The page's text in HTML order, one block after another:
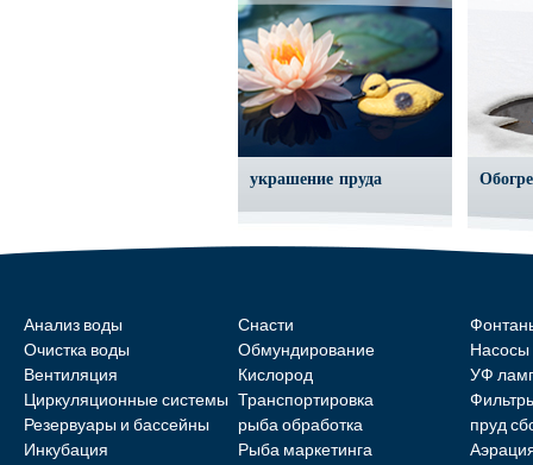
украшение пруда
Анализ воды
Очистка воды
Вентиляция
Циркуляционные системы
Резервуары и бассейны
Инкубация
Снасти
Обмундирование
Кислород
Транспортировка
рыба обработка
Рыба маркетинга
Насосы
УФ
пруд